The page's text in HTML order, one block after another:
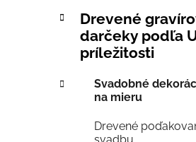
B
ý
kategórie
K
a
ó
Drevené
darčeky podľa
príležitosti
Svadobné
na mieru
Drevené